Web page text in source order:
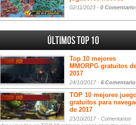
02/11/2023 - 0
Últimos Top 10
Top 10 mejores
MMORPG gratuitos
2017
24/10/2017 - 6
TOP 10 mejores
gratuitos para
de 2017
23/10/2017 - Comentarios